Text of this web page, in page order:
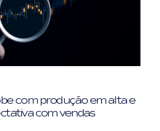
com produção em alta e
com vendas